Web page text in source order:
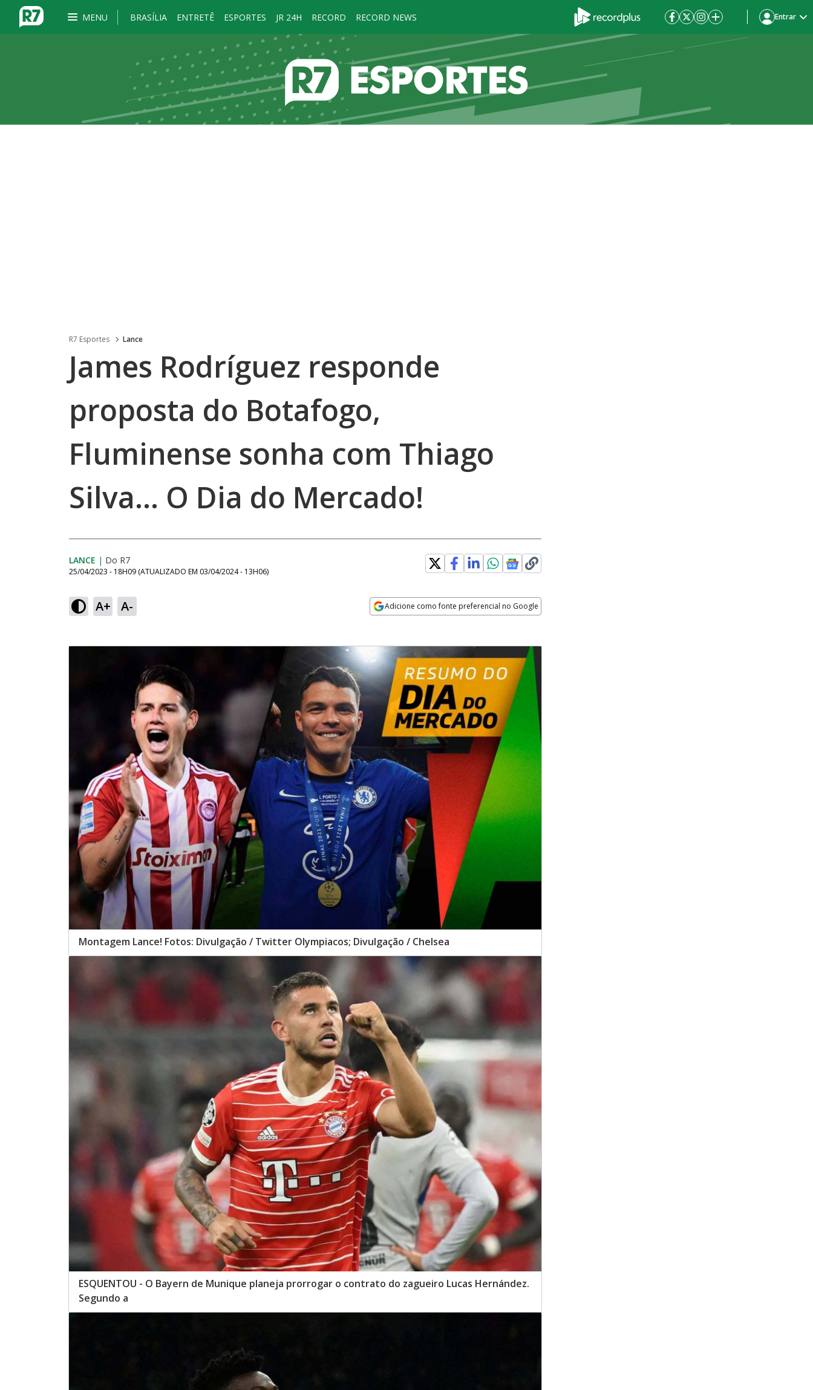
MENU BRASÍLIA ENTRETÊ ESPORTES JR 24H RECORD RECORD NEWS Entrar
R7 Esportes Lance
James Rodríguez responde
proposta do Botafogo,
Fluminense sonha com Thiago
Silva… O Dia do Mercado!
LANCE | Do R7
25/04/2023 - 18H09 (ATUALIZADO EM 03/04/2024 - 13H06)
A+ A- Adicione como fonte preferencial no Google
Montagem Lance! Fotos: Divulgação / Twitter Olympiacos; Divulgação / Chelsea
ESQUENTOU - O Bayern de Munique planeja prorrogar o contrato do zagueiro Lucas Hernández.
Segundo a